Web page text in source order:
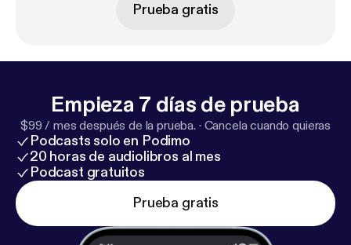
Prueba gratis
Empieza 7 días de prueba
$99 / mes después de la prueba. · Cancela cuando quieras
Podcasts solo en Podimo
20 horas de audiolibros al mes
Podcast gratuitos
Prueba gratis